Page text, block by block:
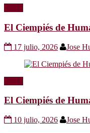
El Ciempiés de
17 julio, 2026 Jose
El Ciempiés de
10 julio, 2026 Jose